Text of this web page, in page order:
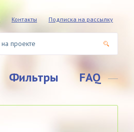
Контакты Подписка на рассылку
Фильтры FAQ